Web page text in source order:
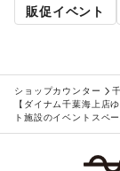
販促イベント
ショップカウンター
【ダイナム千葉海上店
ト施設のイベントスペ